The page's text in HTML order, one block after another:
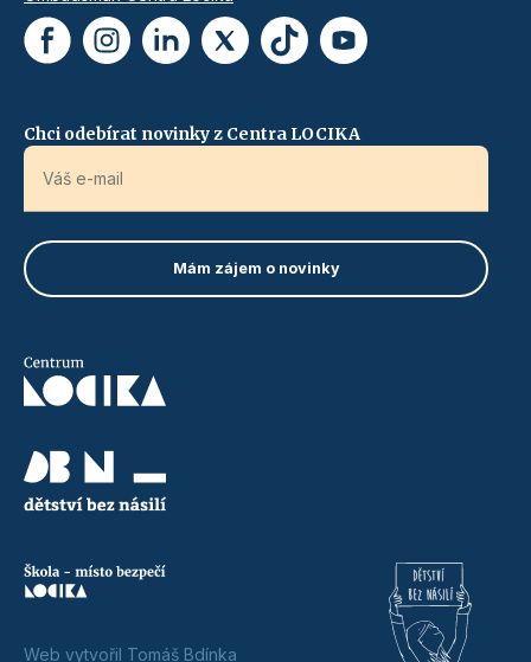
Chci odebírat novinky z Centra LOCIKA
Web vytvořil Tomáš Bdínka